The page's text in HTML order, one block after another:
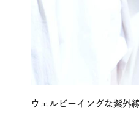
ウェルビーイングな紫外